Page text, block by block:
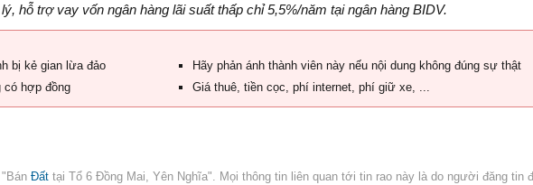
hỗ trợ vay vốn ngân hàng lãi suất thấp chỉ5,5%/năm tại ngân hàng BIDV.
bị kẻ gian lừa đảo
Hãy phản ánh thành viên này nếu nội dung không đúng sự thật
có hợp đồng Giá thuê, tiền cọc, phí internet, phí giữ xe, ...
Đất tại Tổ 6 Đồng Mai, Yên Nghĩa". Mọi thông tin liên quan tới tin rao này là do người đăng tin